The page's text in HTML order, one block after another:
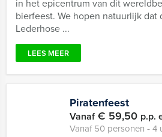
in het epicentrum van dit
bierfeest. We hopen natuurlijk dat
Lederhose ...
LEES MEER
Piratenfeest
Vanaf€ 59,50 p.p.
Vanaf 50 personen ‐ 4